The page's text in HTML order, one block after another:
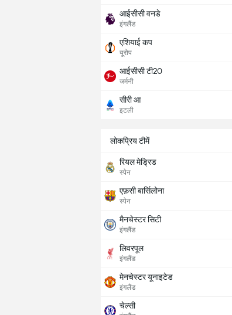
आईसीसी वनडे
इंगलैंड
एशियाई कप
यूरोप
आईसीसी टी20
जर्मनी
सीरी आ
इटली
लोकप्रिय टीमें
रियल मेड्रिड
स्पेन
एफ़सी बार्सिलोना
स्पेन
मैनचेस्टर सिटी
इंगलैंड
लिवरपूल
इंगलैंड
मेनचेस्टर यूनाइटेड
इंगलैंड
चेल्सी